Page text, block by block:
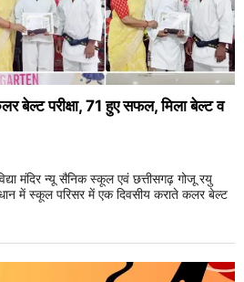
बेल्ट परीक्षा, 71 हुए सफल, मिला बेल्ट व
मंदिर न्यू सैनिक स्कूल एवं छत्तीसगढ़ गोजू रयु
में स्कूल परिसर में एक दिवसीय कराते कलर बेल्ट